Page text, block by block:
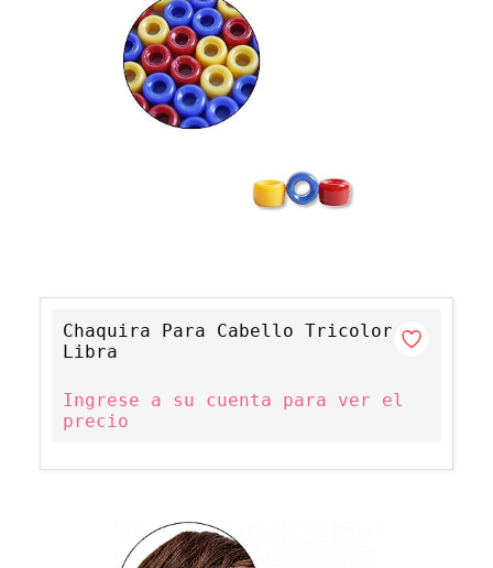
Chaquira Para Cabello Tricolor
Libra
Ingrese a su cuenta para ver el
precio